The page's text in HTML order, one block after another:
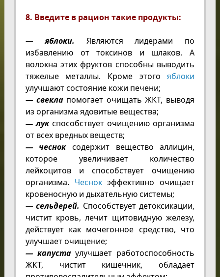
8. Введите в рацион такие продукты:
— яблоки. Являются лидерами по
избавлению от токсинов и шлаков. А
волокна этих фруктов способны выводить
тяжелые металлы. Кроме этогояблоки
улучшают состояние кожи печени;
— свеклапомогает очищать ЖКТ, выводя
из организма ядовитые вещества;
— лук способствует очищению организма
от всех вредных веществ;
— чеснок содержит вещество аллицин,
которое увеличивает количество
лейкоцитов и способствует очищению
организма. Чеснокэффективно очищает
кровеносную и дыхательную системы;
— сельдерей. Способствует детоксикации,
чистит кровь, лечит щитовидную железу,
действует как мочегонное средство, что
улучшает очищение;
— капустаулучшает работоспособность
ЖКТ, чистит кишечник, обладает